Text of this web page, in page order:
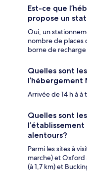
Est-ce que
propose un
Oui, un
nombre de places
borne de
Quelles sont
l’hébergement
Arrivée de 14 h à à
Quelles sont
alentours?
Parmi les sites à
marche) et Oxford
(à 1,7 km) et